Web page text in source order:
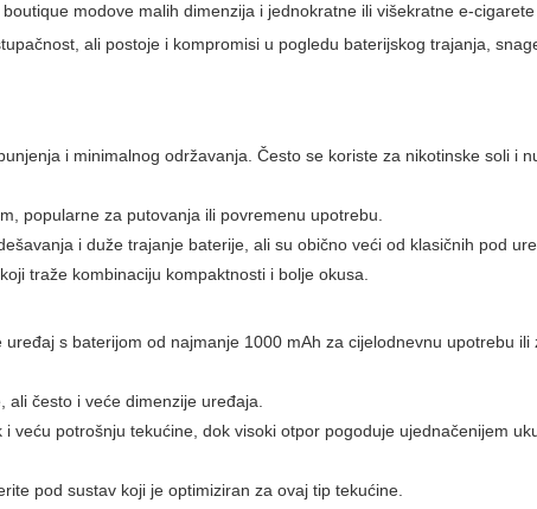
modove malih dimenzija i jednokratne ili višekratne e-
ali postoje i kompromisi u pogledu baterijskog trajanja,
i minimalnog održavanja. Često se koriste za nikotinske soli i
popularne za putovanja ili povremenu upotrebu.
i duže trajanje baterije, ali su obično veći od klasičnih pod
traže kombinaciju kompaktnosti i bolje okusa.
s baterijom od najmanje 1000 mAh za cijelodnevnu upotrebu ili
često i veće dimenzije uređaja.
veću potrošnju tekućine, dok visoki otpor pogoduje ujednačenijem
pod sustav koji je optimiziran za ovaj tip tekućine.